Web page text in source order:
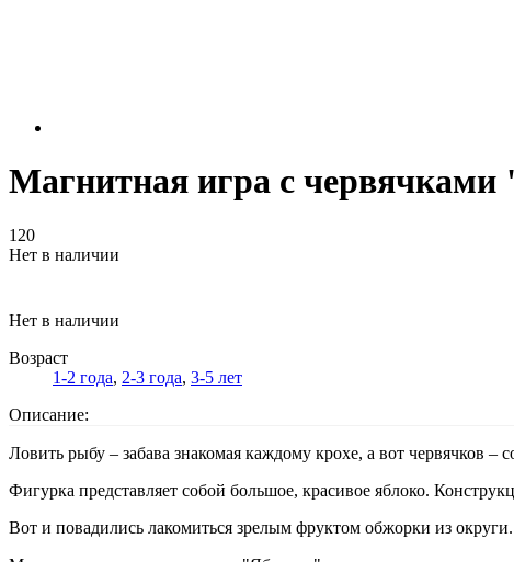
Магнитная игра с
120
Нет в наличии
Нет в наличии
Возраст
1-2 года, 2-3 года, 3-5 лет
Описание:
Ловить рыбу – забава знакомая каждому крохе, а вот червячков –
Фигурка представляет собой большое, красивое яблоко.
Вот и повадились лакомиться зрелым фруктом обжорки из